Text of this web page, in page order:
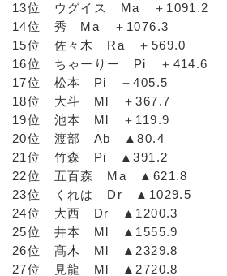
13位 ウグイス Ma ＋1091.2
14位 秀 Ma ＋1076.3
15位 佐々木 Ra ＋569.0
16位 ちゃーりー Pi ＋414.6
17位 松本 Pi ＋405.5
18位 大斗 Ml ＋367.7
19位 池本 Ml ＋119.9
20位 渡部 Ab ▲80.4
21位 竹森 Pi ▲391.2
22位 五百森 Ma ▲621.8
23位 くれは Dr ▲1029.5
24位 大西 Dr ▲1200.3
25位 井本 Ml ▲1555.9
26位 髙木 Ml ▲2329.8
27位 見龍 Ml ▲2720.8